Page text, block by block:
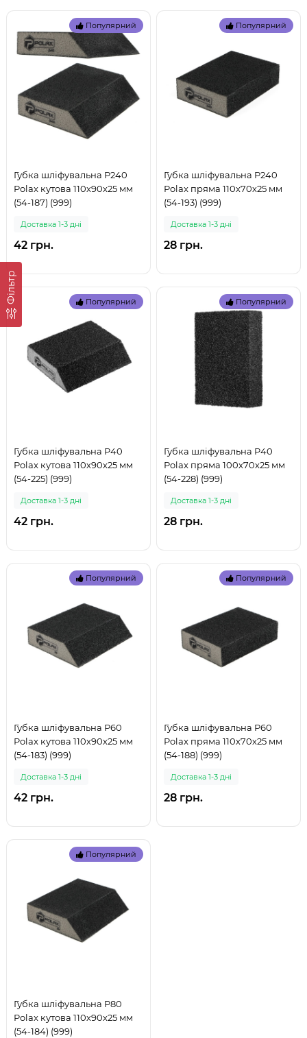
Фільтр
Популярний
Губка шліфувальна P240
Polax кутова 110х90х25 мм
(54-187) (999)
Доставка 1-3 дні
42 грн.
Популярний
Губка шліфувальна P240
Polax пряма 110х70х25 мм
(54-193) (999)
Доставка 1-3 дні
28 грн.
Популярний
Губка шліфувальна P40
Polax кутова 110х90х25 мм
(54-225) (999)
Доставка 1-3 дні
42 грн.
Популярний
Губка шліфувальна P40
Polax пряма 100х70х25 мм
(54-228) (999)
Доставка 1-3 дні
28 грн.
Популярний
Губка шліфувальна P60
Polax кутова 110х90х25 мм
(54-183) (999)
Доставка 1-3 дні
42 грн.
Популярний
Губка шліфувальна P60
Polax пряма 110х70х25 мм
(54-188) (999)
Доставка 1-3 дні
28 грн.
Популярний
Губка шліфувальна P80
Polax кутова 110х90х25 мм
(54-184) (999)